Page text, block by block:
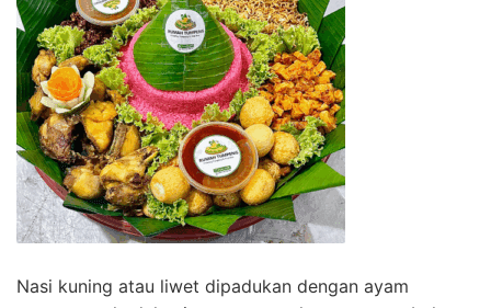
Nasi kuning atau liwet dipadukan dengan ayam